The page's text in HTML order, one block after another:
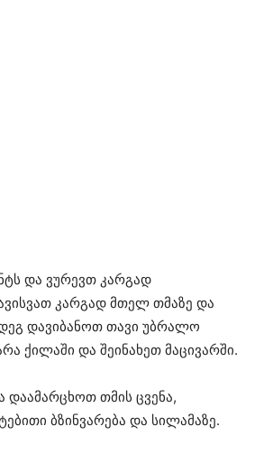
და ვურევთ კარგად
კარგად მთელ თმაზე და
დავიბანოთ თავი უბრალო
ქილაში და შეინახეთ მაცივარში.
დაამარცხოთ თმის ცვენა,
ბზინვარება და სილამაზე.